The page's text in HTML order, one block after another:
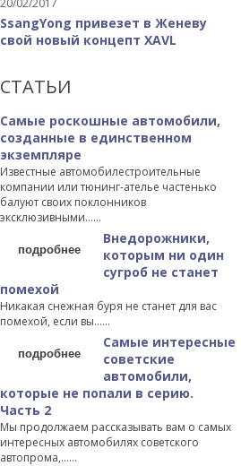
20/02/2017
SsangYong привезет в Женеву
свой новый концепт XAVL
СТАТЬИ
Самые роскошные автомобили,
созданные в единственном
экземпляре
Известные автомобилестроительные
компании или тюнинг-ателье частенько
балуют своих поклонников
эксклюзивными…...
подробнее
Внедорожники,
которым ни один
сугроб не станет
помехой
Никакая снежная буря не станет для вас
помехой, если вы…...
подробнее
Самые интересные
советские
автомобили,
которые не попали в серию.
Часть 2
Мы продолжаем рассказывать вам о самых
интересных автомобилях советского
автопрома,…...